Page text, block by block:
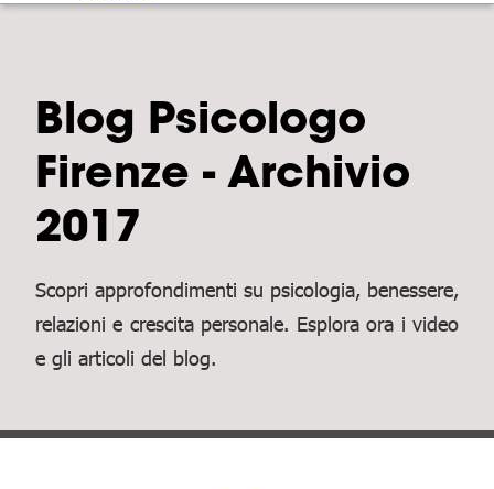
Blog Psicologo
Firenze - Archivio
2017
Scopri approfondimenti su psicologia, benessere,
relazioni e crescita personale. Esplora ora i video
e gli articoli del blog.